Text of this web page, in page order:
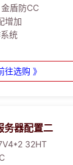
盾防CC
增加
统
往选购 》
务器配置二
32HT